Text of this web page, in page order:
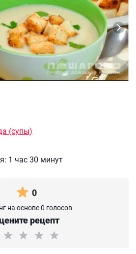
(супы)
1 час 30 минут
0
на основе 0 голосов
рецепт